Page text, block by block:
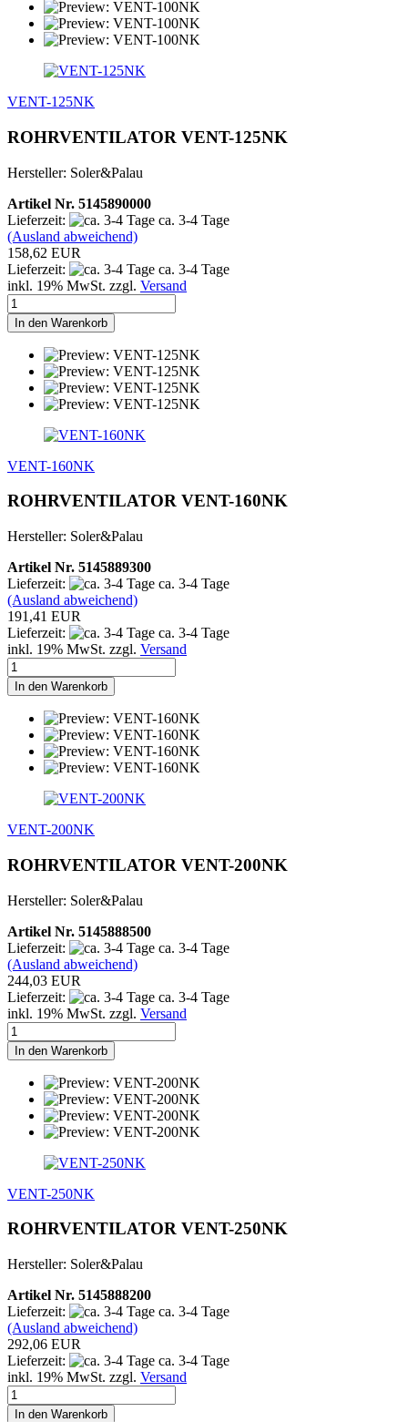
VENT-125NK
ROHRVENTILATOR VENT-125NK
Hersteller: Soler&Palau
Artikel Nr. 5145890000
Lieferzeit:
ca. 3-4 Tage
(Ausland abweichend)
158,62 EUR
Lieferzeit:
ca. 3-4 Tage
inkl. 19% MwSt. zzgl. Versand
In den Warenkorb
VENT-160NK
ROHRVENTILATOR VENT-160NK
Hersteller: Soler&Palau
Artikel Nr. 5145889300
Lieferzeit:
ca. 3-4 Tage
(Ausland abweichend)
191,41 EUR
Lieferzeit:
ca. 3-4 Tage
inkl. 19% MwSt. zzgl. Versand
In den Warenkorb
VENT-200NK
ROHRVENTILATOR VENT-200NK
Hersteller: Soler&Palau
Artikel Nr. 5145888500
Lieferzeit:
ca. 3-4 Tage
(Ausland abweichend)
244,03 EUR
Lieferzeit:
ca. 3-4 Tage
inkl. 19% MwSt. zzgl. Versand
In den Warenkorb
VENT-250NK
ROHRVENTILATOR VENT-250NK
Hersteller: Soler&Palau
Artikel Nr. 5145888200
Lieferzeit:
ca. 3-4 Tage
(Ausland abweichend)
292,06 EUR
Lieferzeit:
ca. 3-4 Tage
inkl. 19% MwSt. zzgl. Versand
In den Warenkorb